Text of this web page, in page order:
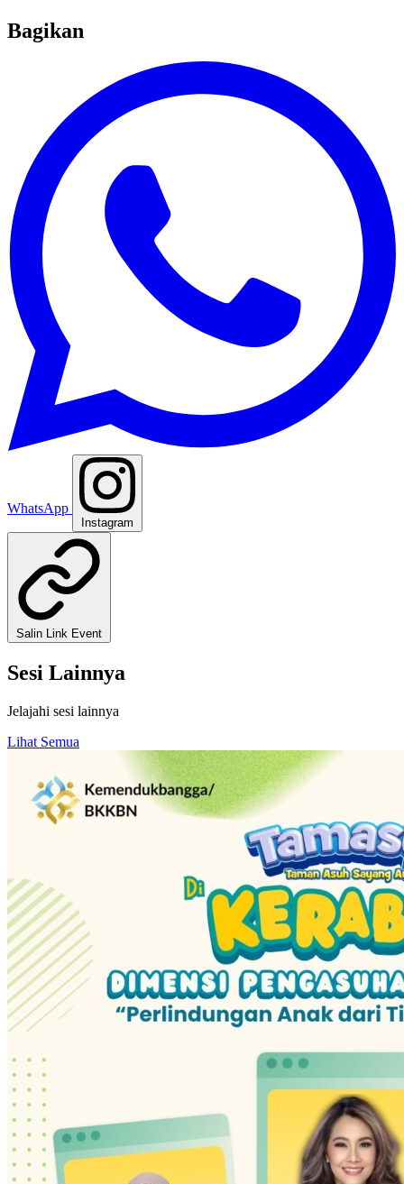
Bagikan
WhatsApp
Instagram
Salin Link Event
Sesi Lainnya
Jelajahi sesi lainnya
Lihat Semua